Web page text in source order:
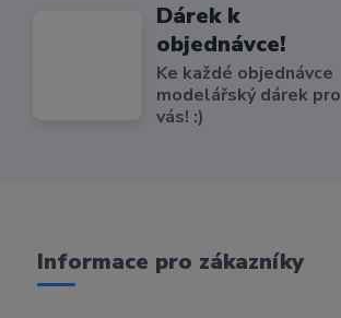
Dárek k
objednávce!
Ke každé objednávce
modelářský dárek pro
vás! :)
Informace pro zákazníky